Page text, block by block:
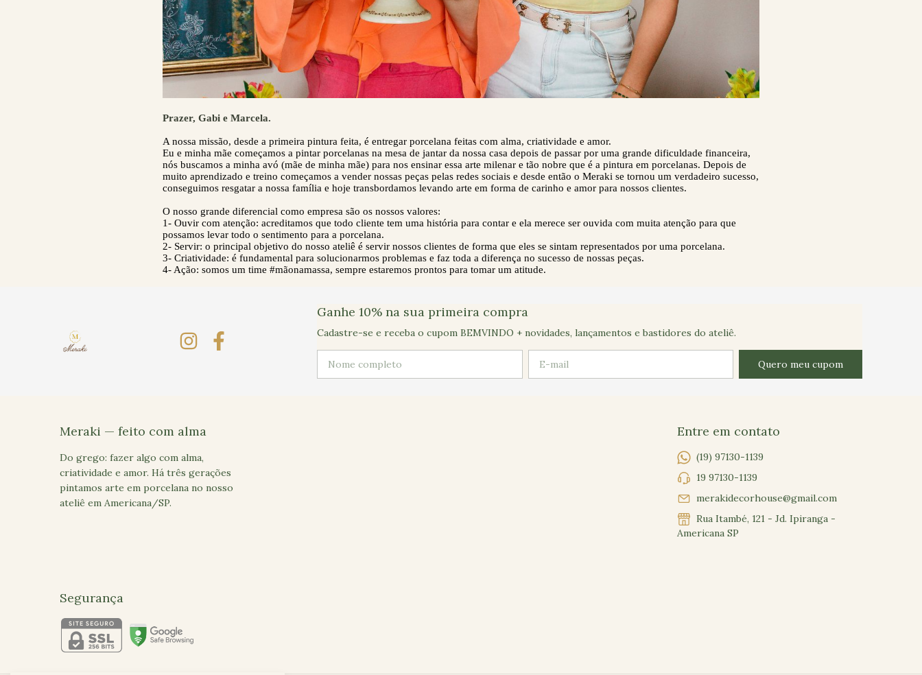
Prazer, Gabi e Marcela.
A nossa missão, desde a primeira pintura feita, é entregar porcelana feitas com alma, criatividade e amor.
Eu e minha mãe começamos a pintar porcelanas na mesa de jantar da nossa casa depois de passar por uma grande dificuldade financeira,
nós buscamos a minha avó (mãe de minha mãe) para nos ensinar essa arte milenar e tão nobre que é a pintura em porcelanas. Depois de
muito aprendizado e treino começamos a vender nossas peças pelas redes sociais e desde então o Meraki se tornou um verdadeiro sucesso,
conseguimos resgatar a nossa família e hoje transbordamos levando arte em forma de carinho e amor para nossos clientes.
O nosso grande diferencial como empresa são os nossos valores:
1- Ouvir com atenção: acreditamos que todo cliente tem uma história para contar e ela merece ser ouvida com muita atenção para que
possamos levar todo o sentimento para a porcelana.
2- Servir: o principal objetivo do nosso ateliê é servir nossos clientes de forma que eles se sintam representados por uma porcelana.
3- Criatividade: é fundamental para solucionarmos problemas e faz toda a diferença no sucesso de nossas peças.
4- Ação: somos um time #mãonamassa, sempre estaremos prontos para tomar um atitude.
Ganhe 10% na sua primeira compra
Cadastre-se e receba o cupom BEMVINDO + novidades, lançamentos e bastidores do ateliê.
Meraki — feito com alma
Do grego: fazer algo com alma,
criatividade e amor. Há três gerações
pintamos arte em porcelana no nosso
ateliê em Americana/SP.
Entre em contato
(19) 97130-1139
19 97130-1139
merakidecorhouse@gmail.com
Rua Itambé, 121 - Jd. Ipiranga -
Americana SP
Segurança